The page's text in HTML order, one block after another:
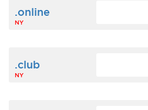
.online
NY
.club
NY